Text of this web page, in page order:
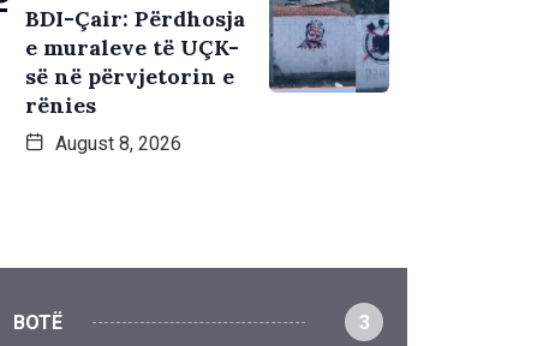
BDI-Çair: Përdhosja
e muraleve të UÇK-
së në përvjetorin e
rënies
August 8, 2026
BOTË 3